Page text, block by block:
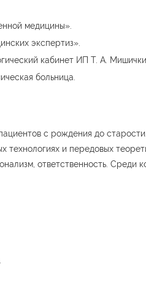
медицины».
экспертиз».
кабинет ИП Т. А.
больница.
с рождения до
технологиях и передовых
ответственность. Среди